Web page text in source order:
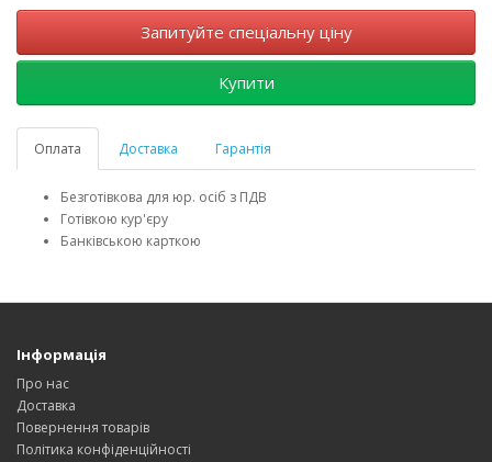
Запитуйте спеціальну ціну
Купити
Оплата Доставка Гарантія
Безготівкова для юр. осіб з ПДВ
Готівкою кур'єру
Банківською карткою
Інформація
Про нас
Доставка
Повернення товарів
Політика конфіденційності